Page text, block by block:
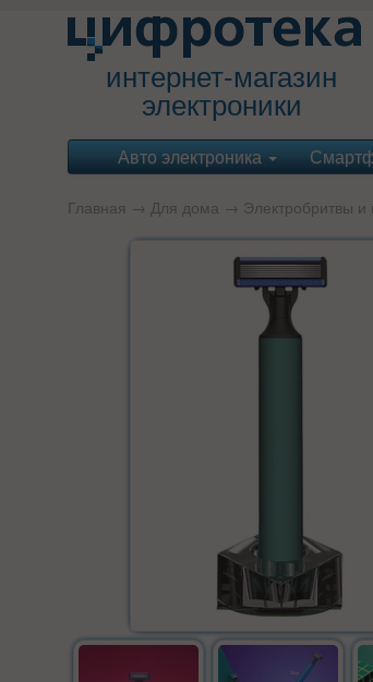
интернет-магазин
электроники
Авто электроника
Главная → Для дома → Электробритвы